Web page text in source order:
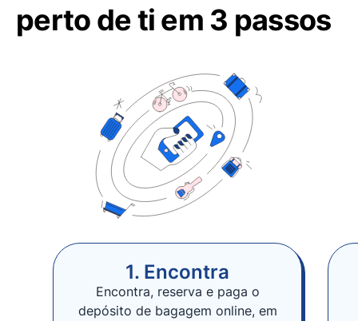
perto de ti em 3 passos
1. Encontra
Encontra, reserva e paga o
depósito de bagagem online, em